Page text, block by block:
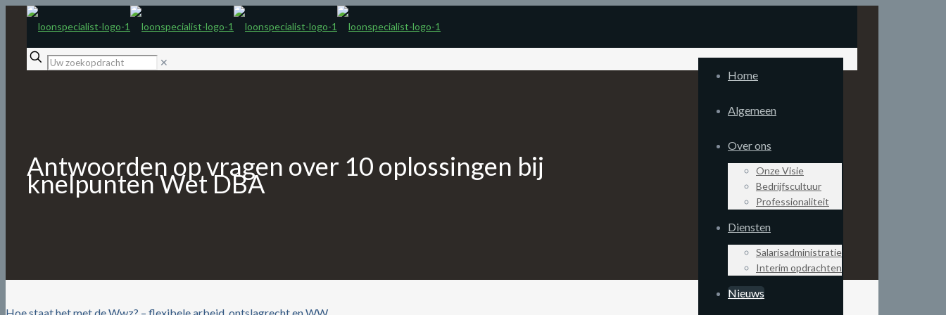
Home
Algemeen
Over ons
Onze Visie
Bedrijfscultuur
Professionaliteit
Diensten
Salarisadministratie
Interim opdrachten
Nieuws
✕
Antwoorden op vragen over 10 oplossingen bij
knelpunten Wet DBA